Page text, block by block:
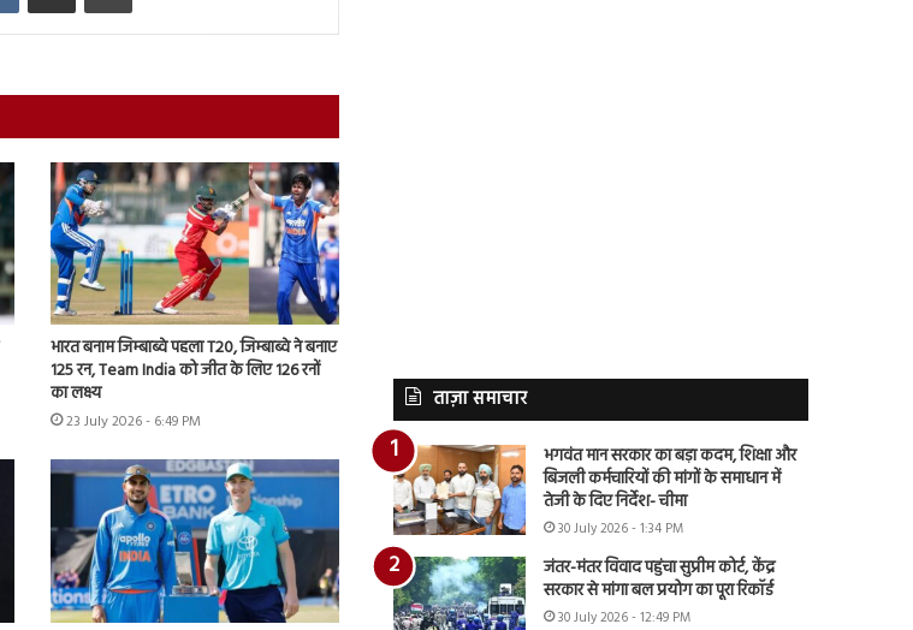
भारत बनाम जिम्बाब्वे पहला T20, जिम्बाब्वे ने बनाए
125 रन, Team India को जीत के लिए 126 रनों
का लक्ष्य
23 July 2026 - 6:49 PM
ताज़ा समाचार
भगवंत मान सरकार का बड़ा कदम, शिक्षा और
बिजली कर्मचारियों की मांगों के समाधान में
तेजी के दिए निर्देश- चीमा
30 July 2026 - 1:34 PM
जंतर-मंतर विवाद पहुंचा सुप्रीम कोर्ट, केंद्र
सरकार से मांगा बल प्रयोग का पूरा रिकॉर्ड
30 July 2026 - 12:49 PM